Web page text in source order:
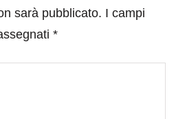
sarà pubblicato. I campi
*